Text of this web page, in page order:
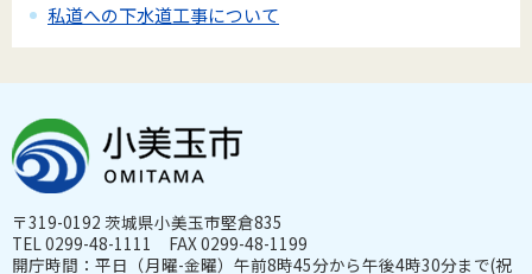
私道への下水道工事について
〒319-0192 茨城県小美玉市堅倉835
TEL 0299-48-1111 FAX 0299-48-1199
開庁時間：平日（月曜-金曜）午前8時45分から午後4時30分まで(祝